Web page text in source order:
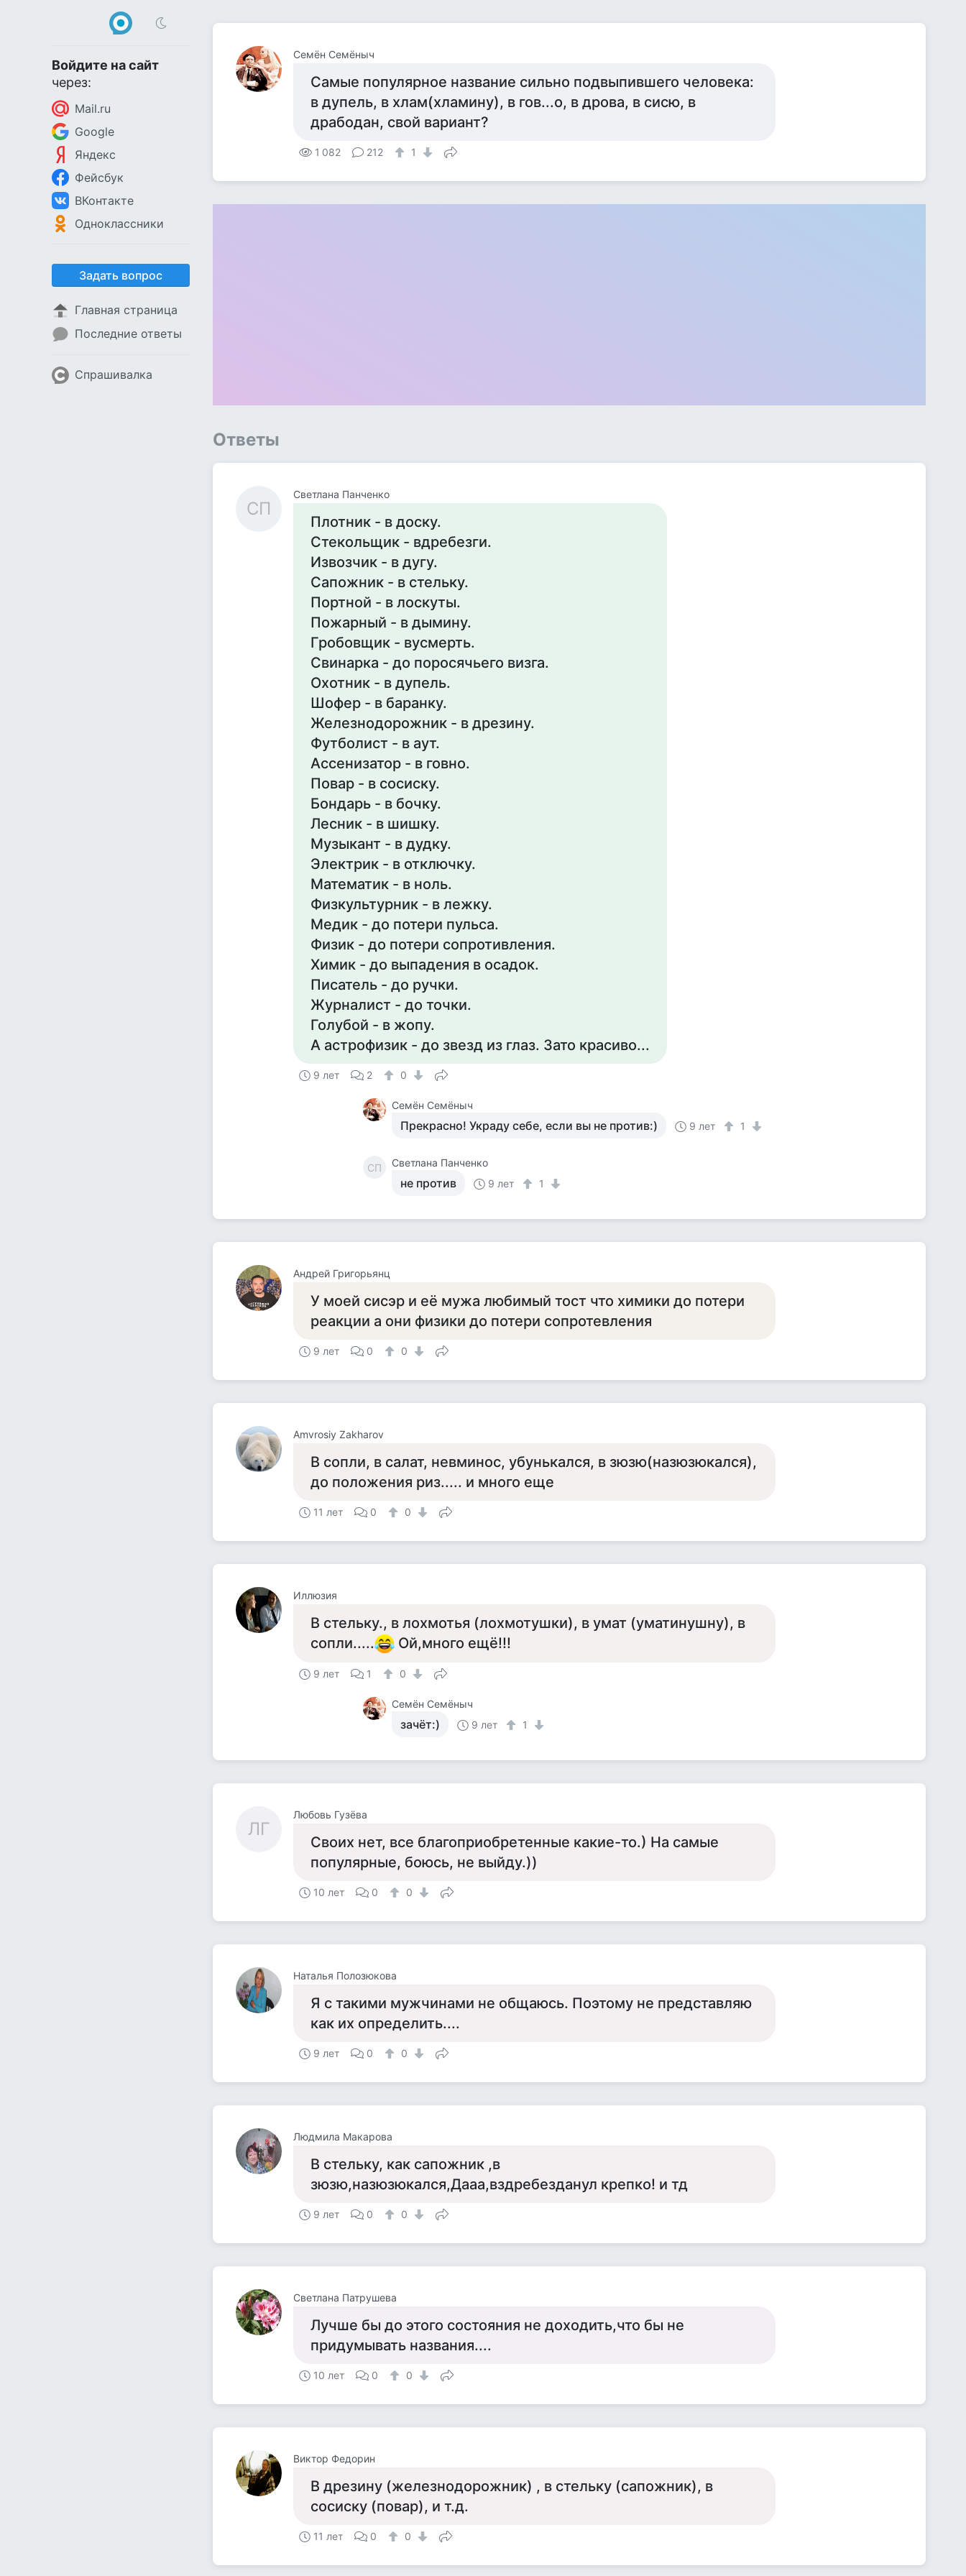
Войдите на сайт
через:
Mail.ru
Google
Яндекс
Фейсбук
ВКонтакте
Одноклассники
Задать вопрос
Главная страница
Последние ответы
Спрашивалка
Семён Семёныч
Самые популярное название сильно подвыпившего человека:
в дупель, в хлам(хламину), в гов...о, в дрова, в сисю, в
драбодан, свой вариант?
1 082 212 1
Ответы
СП
Светлана Панченко
Плотник - в доску.
Стекольщик - вдребезги.
Извозчик - в дугу.
Сапожник - в стельку.
Портной - в лоскуты.
Пожарный - в дымину.
Гробовщик - вусмерть.
Свинарка - до поросячьего визга.
Охотник - в дупель.
Шофер - в баранку.
Железнодорожник - в дрезину.
Футболист - в аут.
Ассенизатор - в говно.
Повар - в сосиску.
Бондарь - в бочку.
Лесник - в шишку.
Музыкант - в дудку.
Электрик - в отключку.
Математик - в ноль.
Физкультурник - в лежку.
Медик - до потери пульса.
Физик - до потери сопротивления.
Химик - до выпадения в осадок.
Писатель - до ручки.
Журналист - до точки.
Голубой - в жопу.
А астрофизик - до звезд из глаз. Зато красиво...
9 лет 2 0
Семён Семёныч
Прекрасно! Украду себе, если вы не против:) 9 лет 1
СП Светлана Панченко
не против 9 лет 1
Андрей Григорьянц
У моей сисэр и её мужа любимый тост что химики до потери
реакции а они физики до потери сопротевления
9 лет 0 0
Amvrosiy Zakharov
В сопли, в салат, невминос, убунькался, в зюзю(назюзюкался),
до положения риз..... и много еще
11 лет 0 0
Иллюзия
В стельку., в лохмотья (лохмотушки), в умат (уматинушну), в
сопли.....
Ой,много ещё!!!
9 лет 1 0
Семён Семёныч
зачёт:) 9 лет 1
ЛГ
Любовь Гузёва
Своих нет, все благоприобретенные какие-то.) На самые
популярные, боюсь, не выйду.))
10 лет 0 0
Наталья Полозюкова
Я с такими мужчинами не общаюсь. Поэтому не представляю
как их определить....
9 лет 0 0
Людмила Макарова
В стельку, как сапожник ,в
зюзю,назюзюкался,Дааа,вздребезданул крепко! и тд
9 лет 0 0
Светлана Патрушева
Лучше бы до этого состояния не доходить,что бы не
придумывать названия....
10 лет 0 0
Виктор Федорин
В дрезину (железнодорожник) , в стельку (сапожник), в
сосиску (повар), и т.д.
11 лет 0 0